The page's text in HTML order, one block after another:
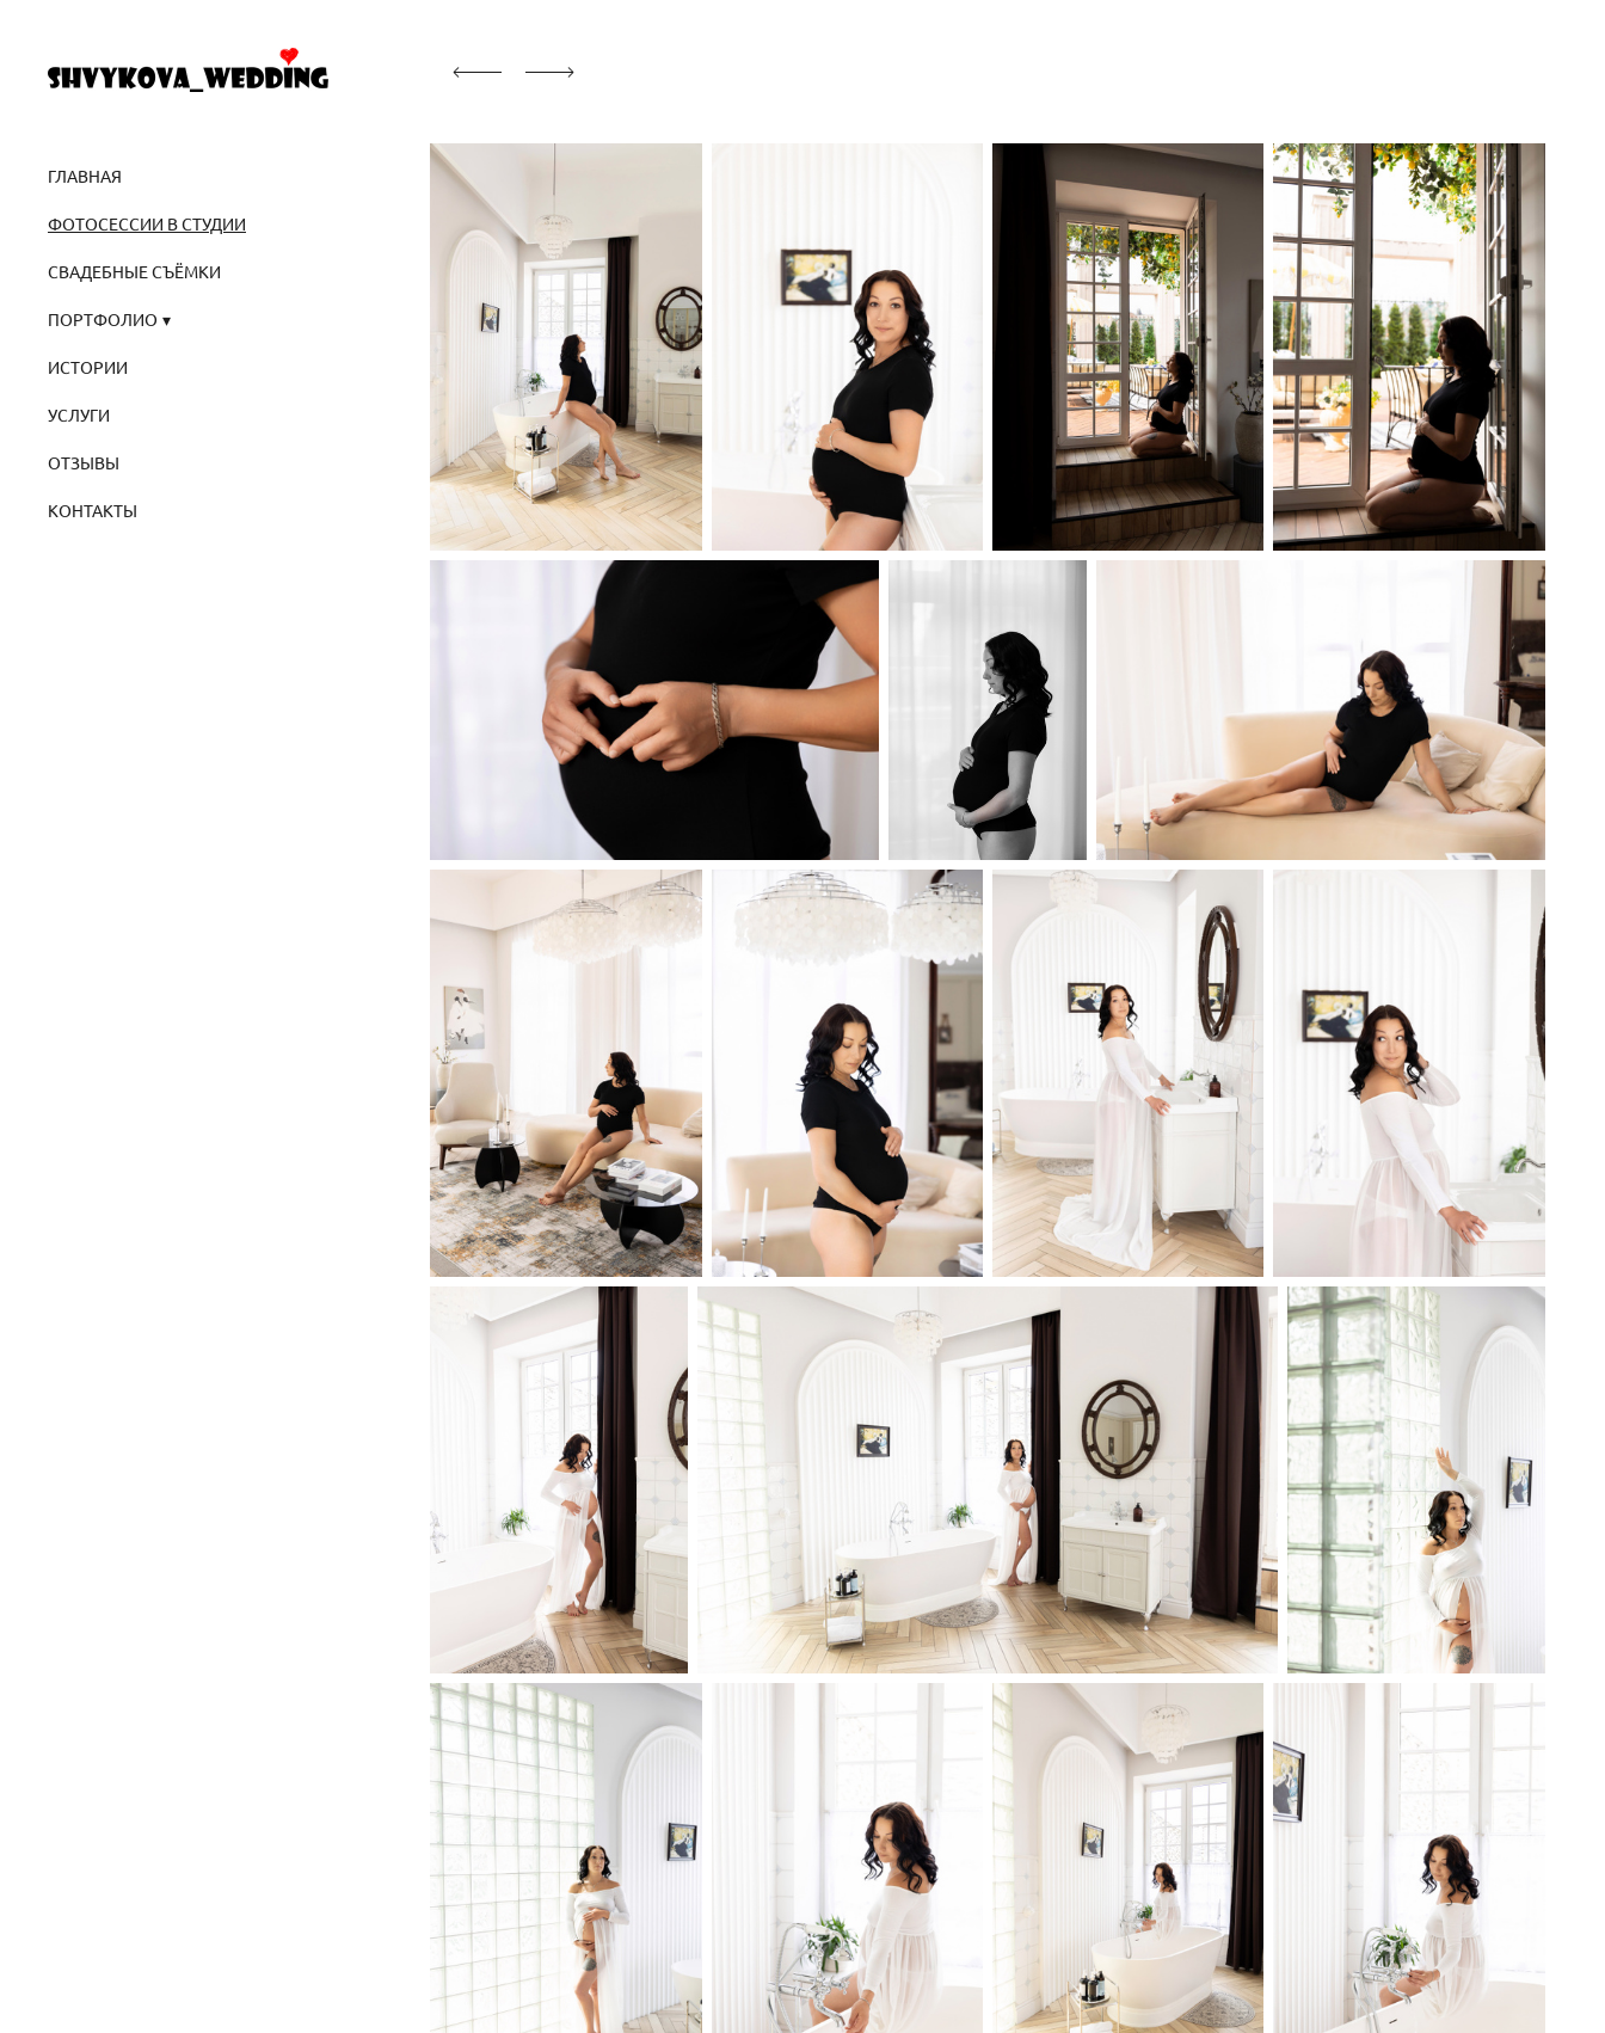
ГЛАВНАЯ
ФОТОСЕССИИ В СТУДИИ
СВАДЕБНЫЕ СЪЁМКИ
ПОРТФОЛИО
ИСТОРИИ
УСЛУГИ
ОТЗЫВЫ
КОНТАКТЫ